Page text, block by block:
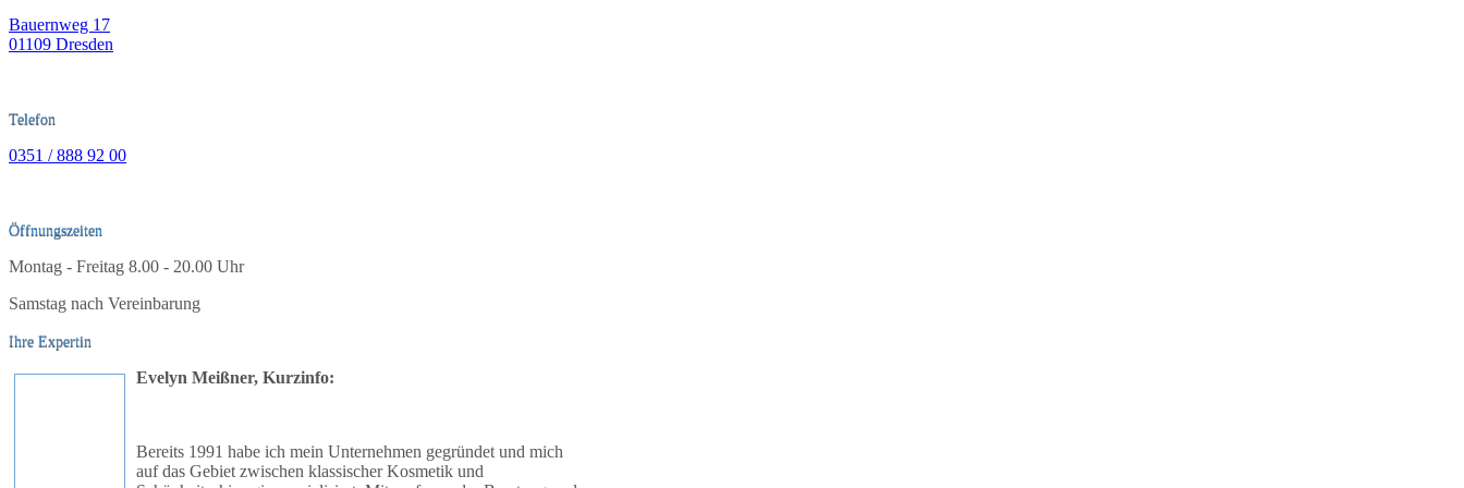
Bauernweg 17
01109 Dresden
Telefon
0351 / 888 92 00
Öffnungszeiten
Montag - Freitag 8.00 - 20.00 Uhr
Samstag nach Vereinbarung
Ihre Expertin
Evelyn Meißner, Kurzinfo:
Bereits 1991 habe ich mein Unternehmen gegründet und mich
auf das Gebiet zwischen klassischer Kosmetik und